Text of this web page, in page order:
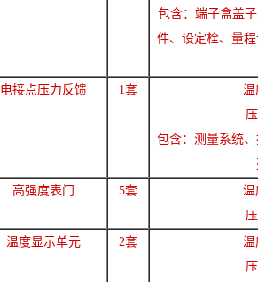
包含：端子盒盖
件、设定栓、量
电接点压力反馈 1套
包含：测量系统
高强度表门 5套
温度显示单元 2套